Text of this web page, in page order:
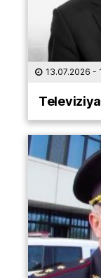
13.07.2026 -